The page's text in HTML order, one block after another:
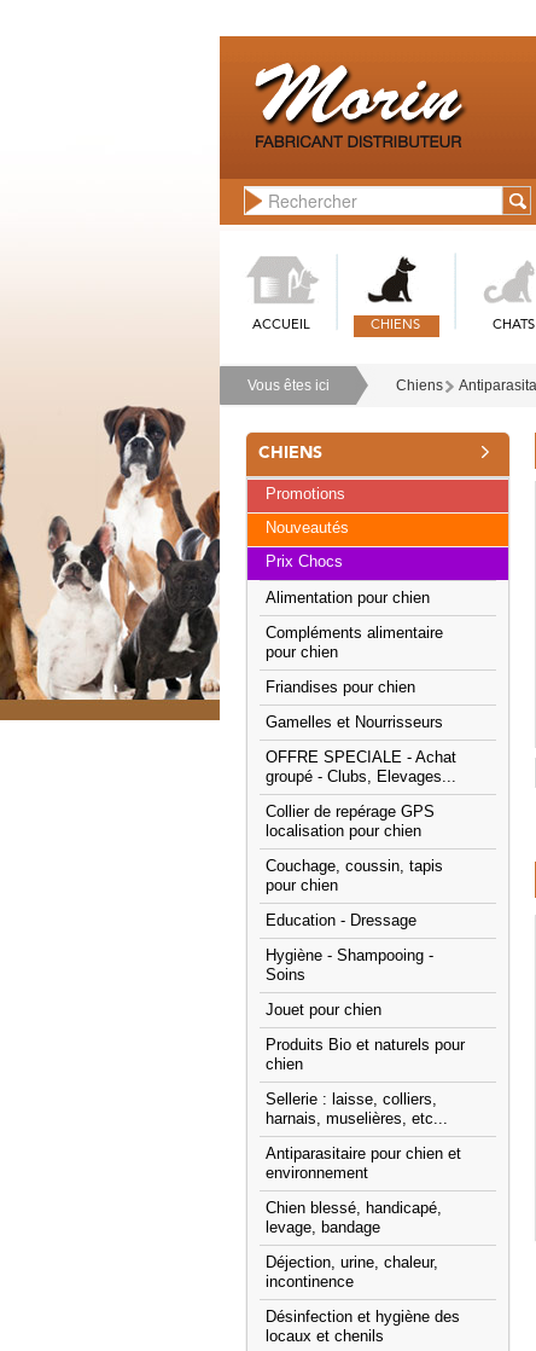
ACCUEIL CHIENS CHATS
Vous êtes ici Chiens
CHIENS
Promotions
Nouveautés
Prix Chocs
Alimentation pour chien
Compléments alimentaire
pour chien
Friandises pour chien
Gamelles et Nourrisseurs
OFFRE SPECIALE - Achat
groupé - Clubs, Elevages...
Collier de repérage GPS
localisation pour chien
Couchage, coussin, tapis
pour chien
Education - Dressage
Hygiène - Shampooing -
Soins
Jouet pour chien
Produits Bio et naturels pour
chien
Sellerie : laisse, colliers,
harnais, muselières, etc...
Antiparasitaire pour chien et
environnement
Chien blessé, handicapé,
levage, bandage
Déjection, urine, chaleur,
incontinence
Désinfection et hygiène des
locaux et chenils